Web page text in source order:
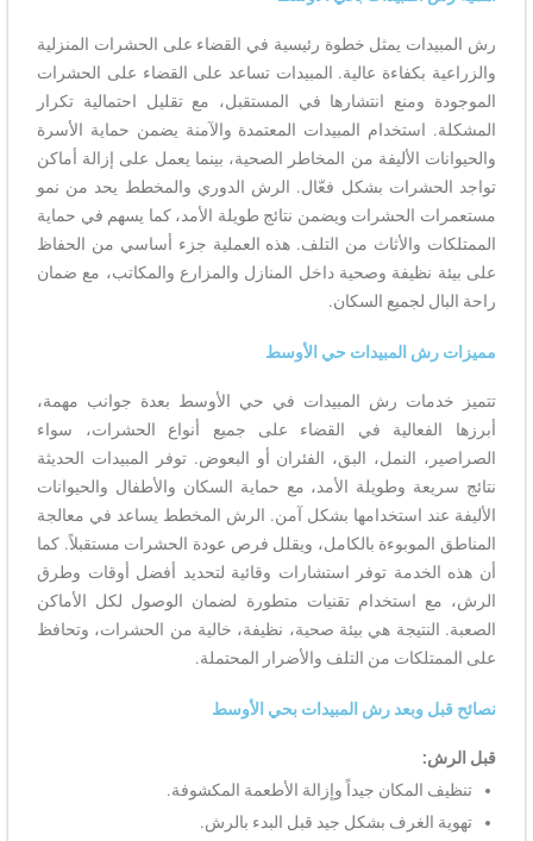
رش المبيدات يمثل خطوة رئيسية في القضاء على الحشرات المنزلية
والزراعية بكفاءة عالية. المبيدات تساعد على القضاء على الحشرات
الموجودة ومنع انتشارها في المستقبل، مع تقليل احتمالية تكرار
المشكلة. استخدام المبيدات المعتمدة والآمنة يضمن حماية الأسرة
والحيوانات الأليفة من المخاطر الصحية، بينما يعمل على إزالة أماكن
تواجد الحشرات بشكل فعّال. الرش الدوري والمخطط يحد من نمو
مستعمرات الحشرات ويضمن نتائج طويلة الأمد، كما يسهم في حماية
الممتلكات والأثاث من التلف. هذه العملية جزء أساسي من الحفاظ
على بيئة نظيفة وصحية داخل المنازل والمزارع والمكاتب، مع ضمان
راحة البال لجميع السكان.
مميزات رش المبيدات حي الأوسط
تتميز خدمات رش المبيدات في حي الأوسط بعدة جوانب مهمة،
أبرزها الفعالية في القضاء على جميع أنواع الحشرات، سواء
الصراصير، النمل، البق، الفئران أو البعوض. توفر المبيدات الحديثة
نتائج سريعة وطويلة الأمد، مع حماية السكان والأطفال والحيوانات
الأليفة عند استخدامها بشكل آمن. الرش المخطط يساعد في معالجة
المناطق الموبوءة بالكامل، ويقلل فرص عودة الحشرات مستقبلاً. كما
أن هذه الخدمة توفر استشارات وقائية لتحديد أفضل أوقات وطرق
الرش، مع استخدام تقنيات متطورة لضمان الوصول لكل الأماكن
الصعبة. النتيجة هي بيئة صحية، نظيفة، خالية من الحشرات، وتحافظ
على الممتلكات من التلف والأضرار المحتملة.
نصائح قبل وبعد رش المبيدات بحي الأوسط
قبل الرش:
تنظيف المكان جيداً وإزالة الأطعمة المكشوفة.
تهوية الغرف بشكل جيد قبل البدء بالرش.